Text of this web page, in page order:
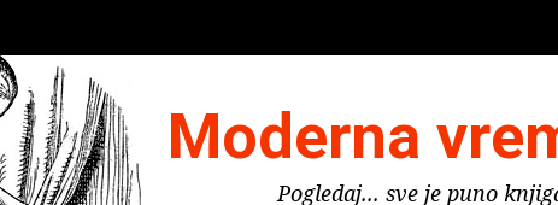
Moderna
Pogledaj... sve je puno